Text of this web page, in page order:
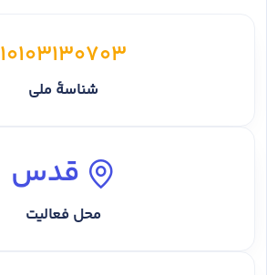
10103130703
شناسهٔ ملی
قدس
محل فعالیت